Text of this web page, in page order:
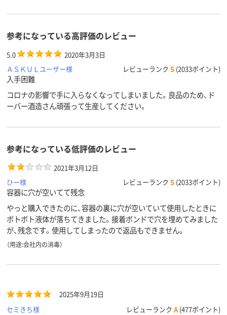
参考になっている高評価のレビュー
5.0
2020年3月3日
ＡＳＫＵＬユーザー様
レビューランク S (2033ポイント)
入手困難
コロナの影響で手に入らなくなってしまいました。良品のため、ド
ーバー酒造さん頑張って生産してください。
参考になっている低評価のレビュー
2021年3月12日
ひー様
レビューランク S (2033ポイント)
容器に穴が空いてて残念
やっと購入できたのに、容器の裏に穴が空いていて使用したときに
ボトボト液体が落ちてきました。接着ボンドで穴を埋めてみました
が、残念です。使用してしまったので返品もできません。
（用途:会社内の消毒）
2025年9月19日
セミきち様
レビューランク A (477ポイント)